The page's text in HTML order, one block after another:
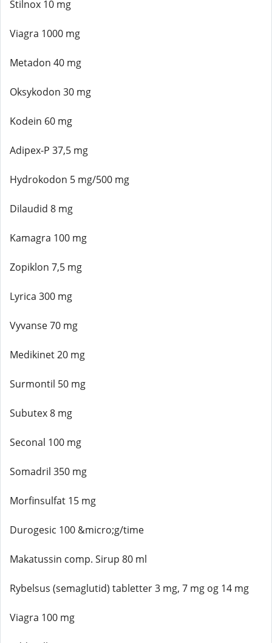
Stilnox 10 mg
Viagra 1000 mg
Metadon 40 mg
Oksykodon 30 mg
Kodein 60 mg
Adipex-P 37,5 mg
Hydrokodon 5 mg/500 mg
Dilaudid 8 mg
Kamagra 100 mg
Zopiklon 7,5 mg
Lyrica 300 mg
Vyvanse 70 mg
Medikinet 20 mg
Surmontil 50 mg
Subutex 8 mg
Seconal 100 mg
Somadril 350 mg
Morfinsulfat 15 mg
Durogesic 100 &micro;g/time
Makatussin comp. Sirup 80 ml
Rybelsus (semaglutid) tabletter 3 mg, 7 mg og 14 mg
Viagra 100 mg